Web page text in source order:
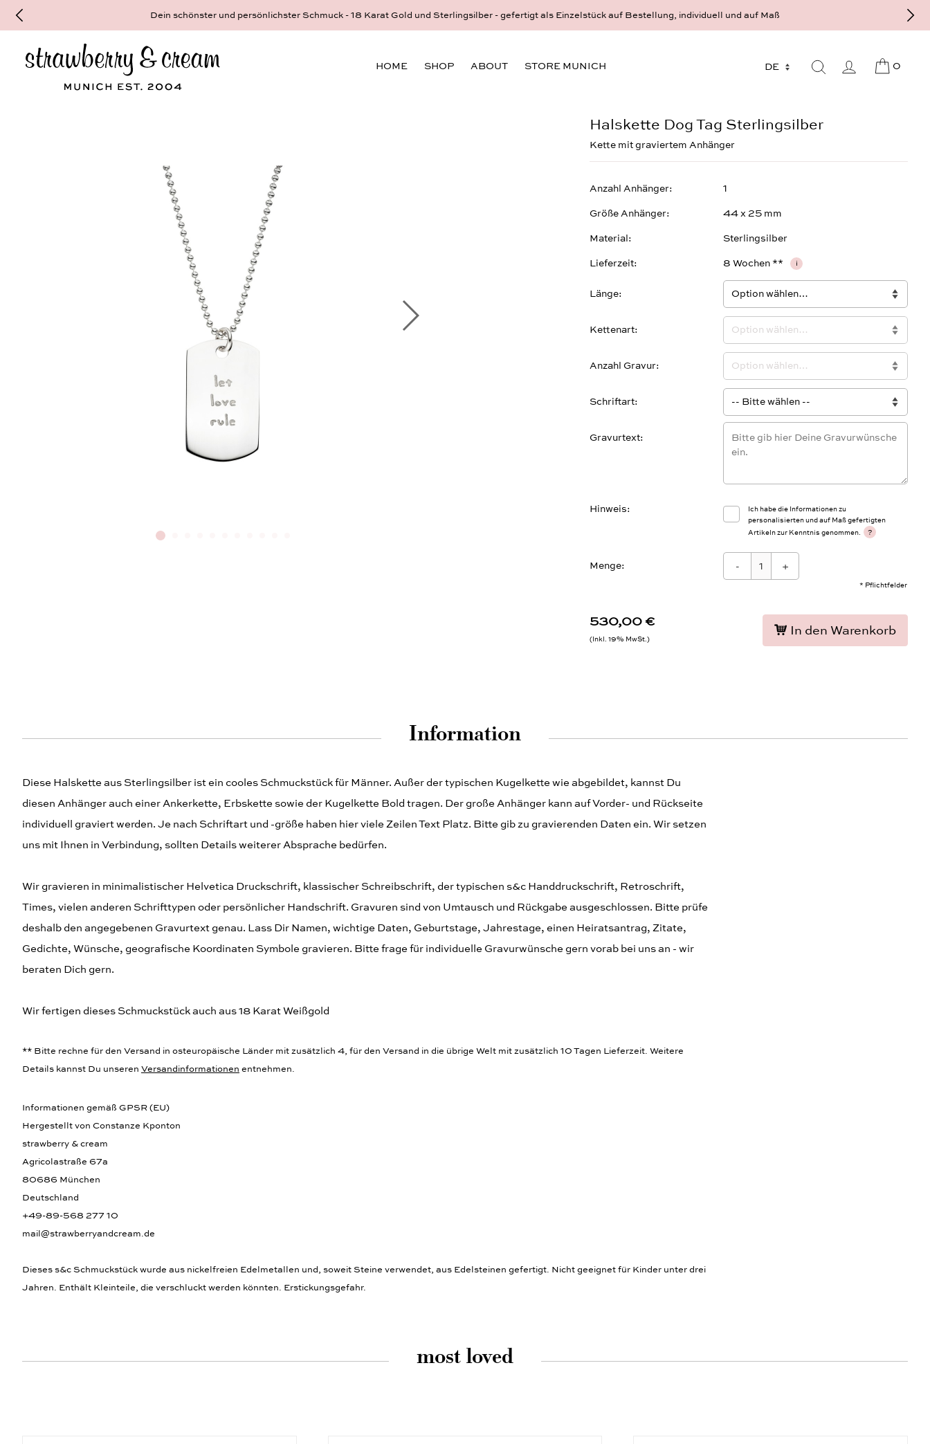
Dein schönster und persönlichster Schmuck - 18 Karat Gold und Sterlingsilber - gefertigt als Einzelstück auf Bestellung, individuell und auf Maß
HOME SHOP ABOUT STORE MUNICH 0
Halskette Dog Tag Sterlingsilber
Kette mit graviertem Anhänger
530,00 €
Inkl. 19% MwSt.
Anzahl Anhänger 1
Größe Anhänger 44 x 25 mm
Material Sterlingsilber
Lieferzeit 8 Wochen ** i
Länge
Kettenart
Anzahl Gravur
Schriftart
Gravurtext
Hinweis
Ich habe die Informationen zu
personalisierten und auf Maß gefertigten
Artikeln zur Kenntnis genommen.
?
* Pflichtfelder
Menge: - +
In den Warenkorb
Information
Diese Halskette aus Sterlingsilber ist ein cooles Schmuckstück für Männer. Außer der typischen Kugelkette wie abgebildet, kannst Du
diesen Anhänger auch einer Ankerkette, Erbskette sowie der Kugelkette Bold tragen. Der große Anhänger kann auf Vorder- und Rückseite
individuell graviert werden. Je nach Schriftart und -größe haben hier viele Zeilen Text Platz. Bitte gib zu gravierenden Daten ein. Wir setzen
uns mit Ihnen in Verbindung, sollten Details weiterer Absprache bedürfen.
Wir gravieren in minimalistischer Helvetica Druckschrift, klassischer Schreibschrift, der typischen s&c Handdruckschrift, Retroschrift,
Times, vielen anderen Schrifttypen oder persönlicher Handschrift. Gravuren sind von Umtausch und Rückgabe ausgeschlossen. Bitte prüfe
deshalb den angegebenen Gravurtext genau. Lass Dir Namen, wichtige Daten, Geburtstage, Jahrestage, einen Heiratsantrag, Zitate,
Gedichte, Wünsche, geografische Koordinaten Symbole gravieren. Bitte frage für individuelle Gravurwünsche gern vorab bei uns an - wir
beraten Dich gern.
Wir fertigen dieses Schmuckstück auch aus 18 Karat Weißgold
** Bitte rechne für den Versand in osteuropäische Länder mit zusätzlich 4, für den Versand in die übrige Welt mit zusätzlich 10 Tagen Lieferzeit. Weitere
Details kannst Du unseren Versandinformationen entnehmen.
Informationen gemäß GPSR (EU)
Hergestellt von Constanze Kponton
strawberry & cream
Agricolastraße 67a
80686 München
Deutschland
+49-89-568 277 10
mail@strawberryandcream.de
Dieses s&c Schmuckstück wurde aus nickelfreien Edelmetallen und, soweit Steine verwendet, aus Edelsteinen gefertigt. Nicht geeignet für Kinder unter drei
Jahren. Enthält Kleinteile, die verschluckt werden könnten. Erstickungsgefahr.
most loved